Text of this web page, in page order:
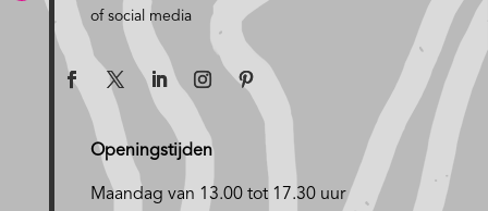
of social media
Openingstijden
Maandag van 13.00 tot 17.30 uur